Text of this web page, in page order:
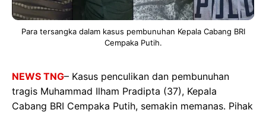
Para tersangka dalam kasus pembunuhan Kepala Cabang BRI
Cempaka Putih.
NEWS TNG– Kasus penculikan dan pembunuhan
tragis Muhammad Ilham Pradipta (37), Kepala
Cabang BRI Cempaka Putih, semakin memanas. Pihak